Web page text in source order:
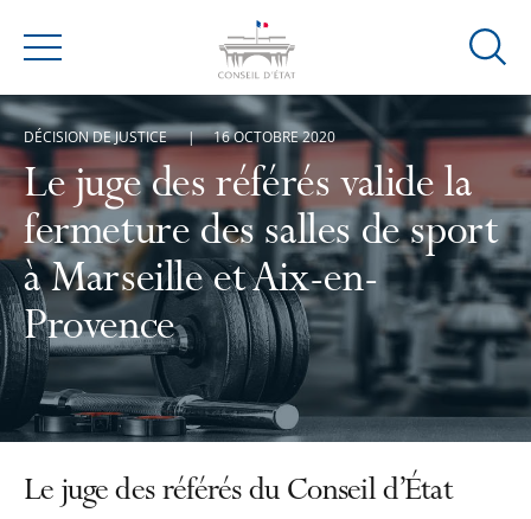
Menu
Ouvrir
de
Le juge des référés valide la
fermeture des salles de sport
à Marseille et Aix-en-
Provence
DÉCISION DE JUSTICE 16 OCTOBRE 2020
Le juge des référés du Conseil d’État